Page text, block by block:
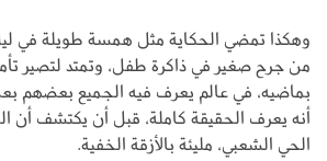
وهكذا تمضي الحكاية مثل همسة طويلة في ليل
من جرح صغير في ذاكرة طفل، وتمتد لتصير
بماضيه، في عالم يعرف فيه الجميع بعضهم
أنه يعرف الحقيقة كاملة، قبل أن يكتشف أن
الحي الشعبي، مليئة بالأزقة الخفية.